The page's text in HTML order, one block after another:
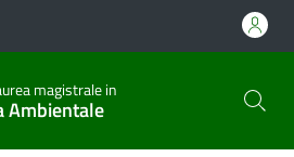
magistrale in
Ambientale